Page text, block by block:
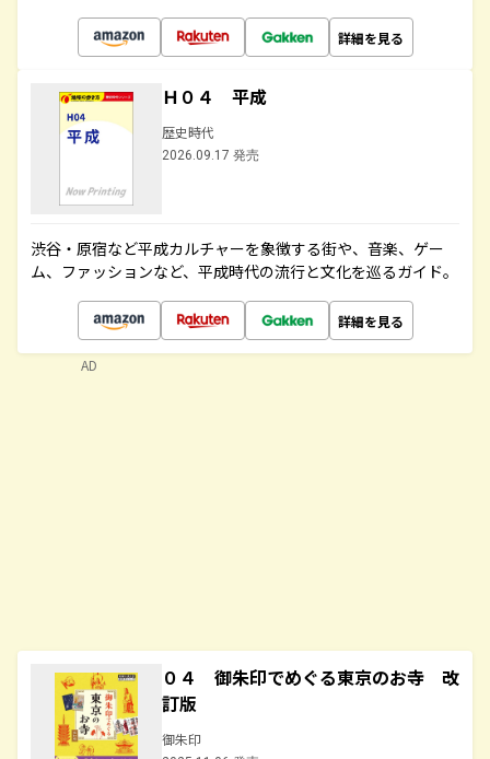
詳細を見る
Ｈ０４ 平成
歴史時代
2026.09.17 発売
渋谷・原宿など平成カルチャーを象徴する街や、音楽、ゲー
ム、ファッションなど、平成時代の流行と文化を巡るガイド。
詳細を見る
０４ 御朱印でめぐる東京のお寺 改
訂版
御朱印
AD